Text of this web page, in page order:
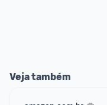
Veja também